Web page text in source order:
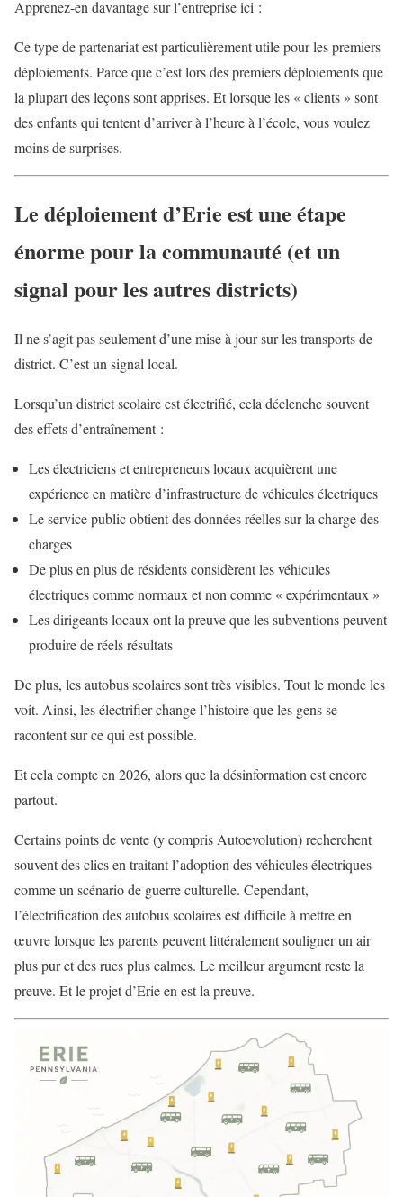
Apprenez-en davantage sur l’entreprise ici :
Ce type de partenariat est particulièrement utile pour les premiers
déploiements. Parce que c’est lors des premiers déploiements que
la plupart des leçons sont apprises. Et lorsque les « clients » sont
des enfants qui tentent d’arriver à l’heure à l’école, vous voulez
moins de surprises.
Le déploiement d’Erie est une étape
énorme pour la communauté (et un
signal pour les autres districts)
Il ne s’agit pas seulement d’une mise à jour sur les transports de
district. C’est un signal local.
Lorsqu’un district scolaire est électrifié, cela déclenche souvent
des effets d’entraînement :
Les électriciens et entrepreneurs locaux acquièrent une
expérience en matière d’infrastructure de véhicules électriques
Le service public obtient des données réelles sur la charge des
charges
De plus en plus de résidents considèrent les véhicules
électriques comme normaux et non comme « expérimentaux »
Les dirigeants locaux ont la preuve que les subventions peuvent
produire de réels résultats
De plus, les autobus scolaires sont très visibles. Tout le monde les
voit. Ainsi, les électrifier change l’histoire que les gens se
racontent sur ce qui est possible.
Et cela compte en 2026, alors que la désinformation est encore
partout.
Certains points de vente (y compris Autoevolution) recherchent
souvent des clics en traitant l’adoption des véhicules électriques
comme un scénario de guerre culturelle. Cependant,
l’électrification des autobus scolaires est difficile à mettre en
œuvre lorsque les parents peuvent littéralement souligner un air
plus pur et des rues plus calmes. Le meilleur argument reste la
preuve. Et le projet d’Erie en est la preuve.